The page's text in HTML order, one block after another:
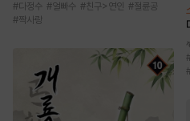
#다정수 #얼빠수 #친구>연인 #절륜공
#짝사랑